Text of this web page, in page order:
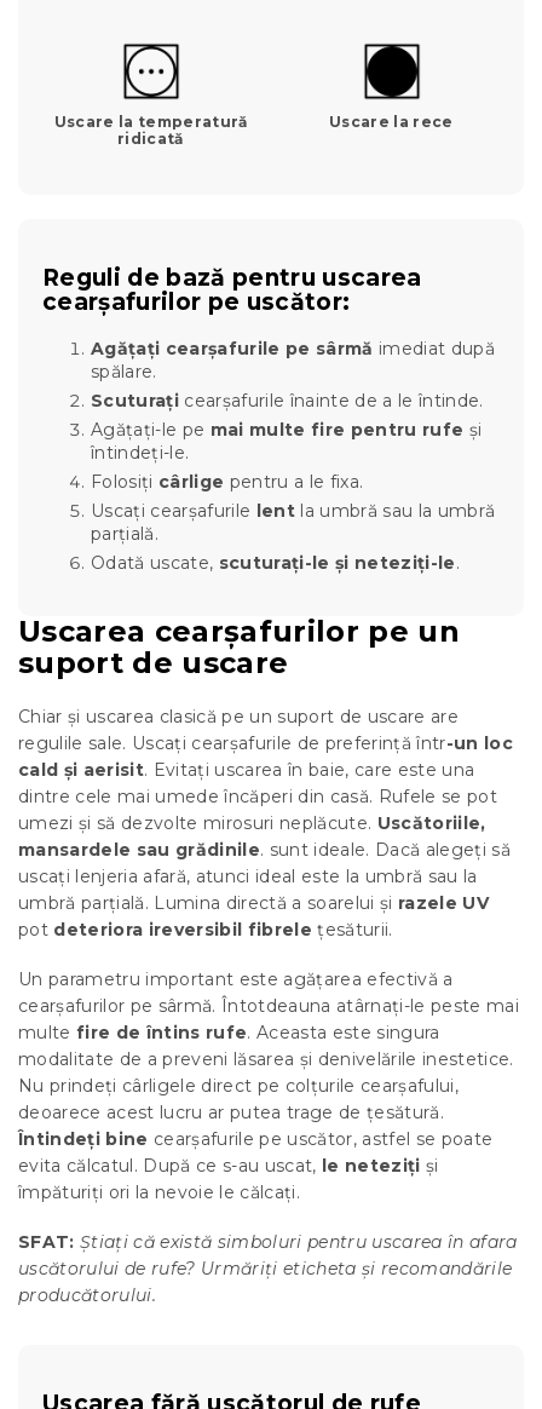
Uscare la temperatură
ridicată
Uscare la rece
Reguli de bază pentru uscarea
cearșafurilor pe uscător:
Agățați cearșafurile pe sârmă imediat după
spălare.
Scuturați cearșafurile înainte de a le întinde.
Agățați-le pe mai multe fire pentru rufe și
întindeți-le.
Folosiți cârlige pentru a le fixa.
Uscați cearșafurile lent la umbră sau la umbră
parțială.
Odată uscate, scuturați-le și neteziți-le.
Uscarea cearșafurilor pe un
suport de uscare
Chiar și uscarea clasică pe un suport de uscare are
regulile sale. Uscați cearșafurile de preferință într-un loc
cald și aerisit. Evitați uscarea în baie, care este una
dintre cele mai umede încăperi din casă. Rufele se pot
umezi și să dezvolte mirosuri neplăcute. Uscătoriile,
mansardele sau grădinile. sunt ideale. Dacă alegeți să
uscați lenjeria afară, atunci ideal este la umbră sau la
umbră parțială. Lumina directă a soarelui și razele UV
pot deteriora ireversibil fibrele țesăturii.
Un parametru important este agățarea efectivă a
cearșafurilor pe sârmă. Întotdeauna atârnați-le peste mai
multe fire de întins rufe. Aceasta este singura
modalitate de a preveni lăsarea și denivelările inestetice.
Nu prindeți cârligele direct pe colțurile cearșafului,
deoarece acest lucru ar putea trage de țesătură.
Întindeți bine cearșafurile pe uscător, astfel se poate
evita călcatul. După ce s-au uscat, le neteziți și
împăturiți ori la nevoie le călcați.
SFAT: Știați că există simboluri pentru uscarea în afara
uscătorului de rufe? Urmăriți eticheta și recomandările
producătorului.
Uscarea fără uscătorul de rufe